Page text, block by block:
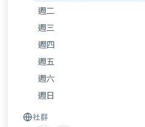
週二
週三
週四
週五
週六
週日
社群